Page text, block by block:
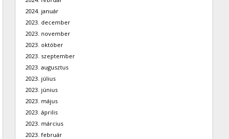
2024. január
2023. december
2023. november
2023. október
2023. szeptember
2023. augusztus
2023. július
2023. június
2023. május
2023. április
2023. március
2023. február